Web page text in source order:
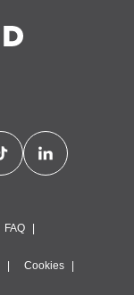
FAQ
Cookies